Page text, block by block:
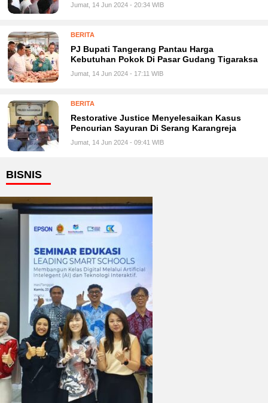
Jumat, 14 Jun 2024 - 20:34 WIB
BERITA
PJ Bupati Tangerang Pantau Harga
Kebutuhan Pokok Di Pasar Gudang Tigaraksa
Jumat, 14 Jun 2024 - 17:11 WIB
BERITA
Restorative Justice Menyelesaikan Kasus
Pencurian Sayuran Di Serang Karangreja
Jumat, 14 Jun 2024 - 09:41 WIB
BISNIS